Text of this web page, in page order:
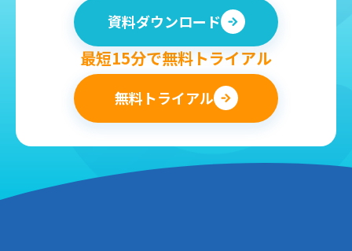
資料ダウンロード
最短15分で無料トライアル
無料トライアル